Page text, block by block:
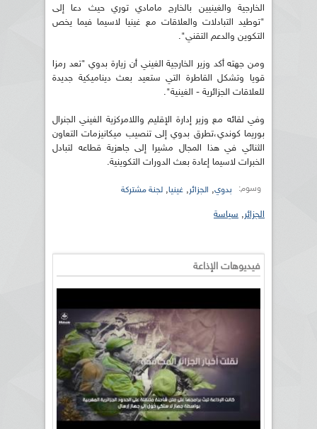
الخارجية والغينيين بالخارج مامادي توري حيث دعا إلى
"توطيد التبادلات والعلاقات مع غينيا لاسيما فيما يخص
التكوين والدعم التقني".
ومن جهته أكد وزير الخارجية الغيني أن زيارة بدوي "تعد رمزا
قويا وتشكل القاطرة التي ستعيد بعث ديناميكية جديدة
للعلاقات الجزائرية - الغينية".
وفي لقائه مع وزير إدارة الإقليم واللامركزية الغيني الجنرال
بوريما كوندي،تطرق بدوي إلى تنصيب ميكانيزمات التعاون
الثنائي في هذا المجال مشيرا إلى جاهزية قطاعه لتبادل
الخبرات لاسيما إعادة بعث الدورات التكوينية.
وسوم: بدوي, الجزائر, غينيا, لجنة مشتركة
الجزائر, سياسة
فيديوهات الإذاعة